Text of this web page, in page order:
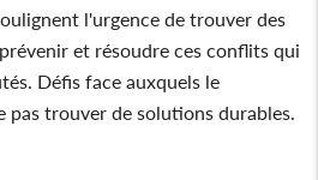
l'urgence de trouver des
et résoudre ces conflits qui
Défis face auxquels le
pas trouver de solutions durables.